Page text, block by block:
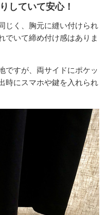
していて安心！
じく、胸元に縫い付けられ
でいて締め付け感はありま
ですが、両サイドにポケッ
時にスマホや鍵を入れられ